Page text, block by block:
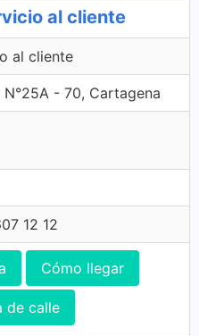
al cliente
al cliente
N°25A - 70, Cartagena
12 12
Cómo llegar
de calle